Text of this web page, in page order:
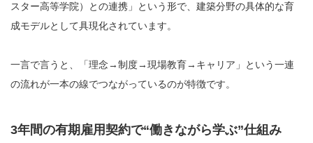
スター高等学院）との連携」という形で、建築分野の具体的な育
成モデルとして具現化されています。
一言で言うと、「理念→制度→現場教育→キャリア」という一連
の流れが一本の線でつながっているのが特徴です。
3年間の有期雇用契約で“働きながら学ぶ”仕組み